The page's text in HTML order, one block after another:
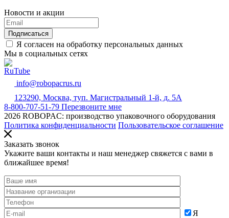
Новости и акции
Я согласен на обработку персональных данных
Мы в социальных сетях
info@robopacrus.ru
123290, Москва, туп. Магистральный 1-й, д. 5А
8-800-707-51-79 Перезвоните мне
2026 ROBOPAC: производство упаковочного оборудования
Политика конфиденциальности Пользовательское соглашение
Заказать звонок
Укажите ваши контакты и наш менеджер свяжется с вами в
ближайшее время!
Я